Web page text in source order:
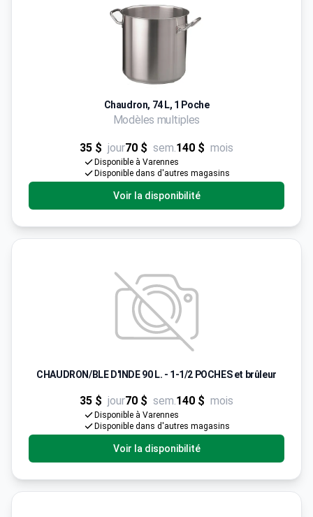
Chaudron, 74 L, 1 Poche
Modèles multiples
35 $ jour70 $ sem.140 $ mois
Disponible à Varennes
Disponible dans d'autres magasins
Voir la disponibilité
CHAUDRON/BLE D'INDE 90 L. - 1-1/2 POCHES et brûleur
35 $ jour70 $ sem.140 $ mois
Disponible à Varennes
Disponible dans d'autres magasins
Voir la disponibilité